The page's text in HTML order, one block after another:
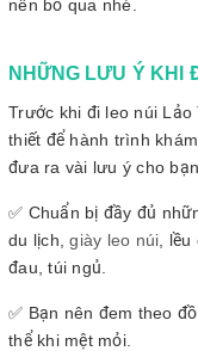
nên bỏ qua nhé.
NHỮNG LƯU Ý KHI
Trước khi đi leo núi
thiết để hành trình
đưa ra vài lưu ý cho
✅ Chuẩn bị đầy đủ
du lịch,giày leo núi ,
đau, túi ngủ.
✅ Bạn nên đem theo
thể khi mệt mỏi.